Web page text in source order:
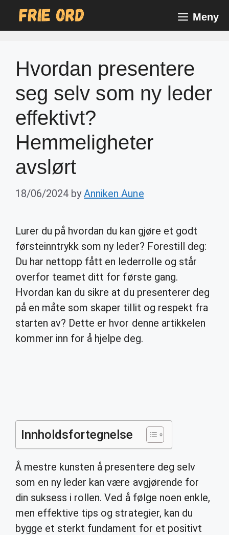
Meny
Hvordan presentere
seg selv som ny leder
effektivt?
Hemmeligheter
avslørt
18/06/2024 byAnniken Aune
Lurer du på hvordan du kan gjøre et godt
førsteinntrykk som ny leder? Forestill deg:
Du har nettopp fått en lederrolle og står
overfor teamet ditt for første gang.
Hvordan kan du sikre at du presenterer deg
på en måte som skaper tillit og respekt fra
starten av? Dette er hvor denne artikkelen
kommer inn for å hjelpe deg.
Innholdsfortegnelse
Å mestre kunsten å presentere deg selv
som en ny leder kan være avgjørende for
din suksess i rollen. Ved å følge noen enkle,
men effektive tips og strategier, kan du
bygge et sterkt fundament for et positivt